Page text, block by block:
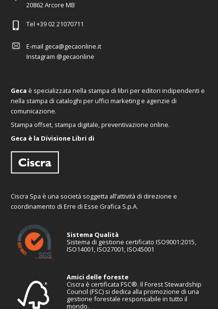
20862 Arcore MB
Tel +39 02 21070711
E-mail geca@gecaonline.it
Instagram @gecaonline
Geca è specializzata nella stampa di libri per editori indipendenti e
nella stampa di cataloghi per uffici marketing e agenzie di
comunicazione.
Stampa offset, stampa digitale, preventivazione online.
Geca è la Divisione Libri di
Ciscra Spa è una società soggetta all’attività di direzione e
coordinamento di Erre di Esse Grafica S.p.A.
Sistema Qualità
Sistema di gestione certificato ISO9001:2015,
ISO14001, ISO27001, ISO45001
Amici delle foreste
Ciscra è certificata FSC®. Il Forest Stewardship
Council (FSC) si dedica alla promozione di una
gestione forestale responsabile in tutto il
mondo.